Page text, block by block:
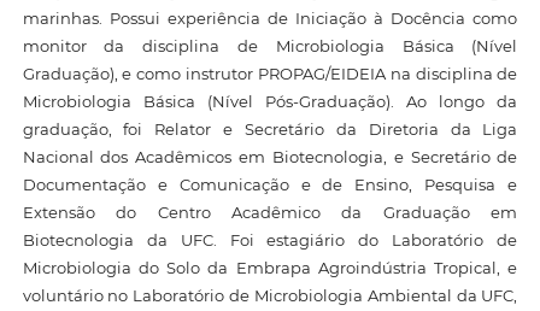
marinhas. Possui experiência de Iniciação à Docência como
monitor da disciplina de Microbiologia Básica (Nível
Graduação), e como instrutor PROPAG/EIDEIA na disciplina de
Microbiologia Básica (Nível Pós-Graduação). Ao longo da
graduação, foi Relator e Secretário da Diretoria da Liga
Nacional dos Acadêmicos em Biotecnologia, e Secretário de
Documentação e Comunicação e de Ensino, Pesquisa e
Extensão do Centro Acadêmico da Graduação em
Biotecnologia da UFC. Foi estagiário do Laboratório de
Microbiologia do Solo da Embrapa Agroindústria Tropical, e
voluntário no Laboratório de Microbiologia Ambiental da UFC,